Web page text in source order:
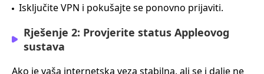
Isključite VPN i pokušajte se ponovno prijaviti.
Rješenje 2: Provjerite status Appleovog
sustava
Ako je vaša internetska veza stabilna, ali se i dalje ne